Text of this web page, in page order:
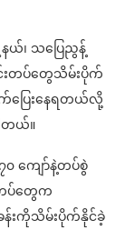
ယ်၊ သပြေညွန့်
င်းတပ်တွေသိမ်းပိုက်
က်ပြေးနေရတယ်လို့
တယ်။
၀ ကျော်နဲ့တပ်စွဲ
တပ်တွေက
န်းကိုသိမ်းပိုက်နိုင်ခဲ့